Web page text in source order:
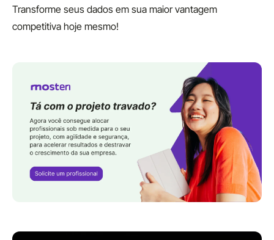
Transforme seus dados em sua maior vantagem
competitiva hoje mesmo!